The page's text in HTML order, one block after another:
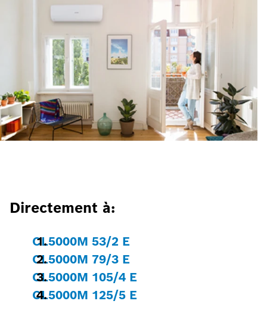
Directement à:
CL5000M 53/2 E
CL5000M 79/3 E
CL5000M 105/4 E
CL5000M 125/5 E